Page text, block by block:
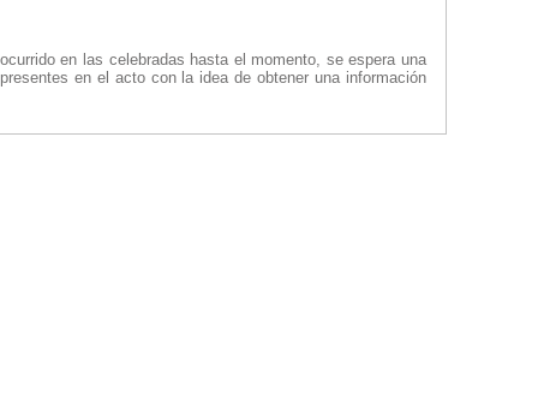
en las celebradas hasta el momento, se espera una
en el acto con la idea de obtener una información